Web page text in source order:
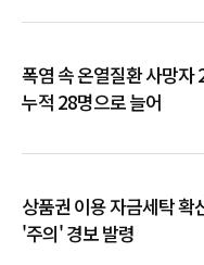
폭염 속 온열질환 사망
누적 28명으로 늘어
상품권 이용 자금세탁
'주의' 경보 발령